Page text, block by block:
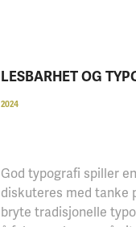
LESBARHET OG
2024
God typografi spiller
diskuteres med tanke
bryte tradisjonelle